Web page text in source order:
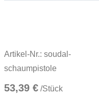
Artikel-Nr.: soudal-
schaumpistole
53,39 € /Stück